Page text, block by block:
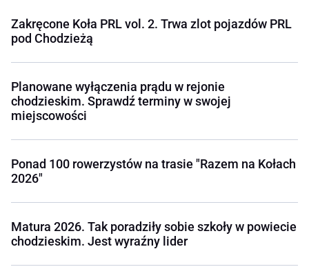
Zakręcone Koła PRL vol. 2. Trwa zlot pojazdów PRL
pod Chodzieżą
Planowane wyłączenia prądu w rejonie
chodzieskim. Sprawdź terminy w swojej
miejscowości
Ponad 100 rowerzystów na trasie "Razem na Kołach
2026"
Matura 2026. Tak poradziły sobie szkoły w powiecie
chodzieskim. Jest wyraźny lider